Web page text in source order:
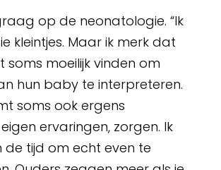
op de neonatologie. “Ik
kleintjes. Maar ik merk dat
soms moeilijk vinden om
hun baby te interpreteren.
soms ook ergens
ervaringen, zorgen. Ik
de tijd om echt even te